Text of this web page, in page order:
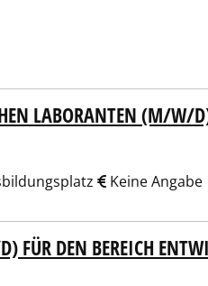
LABORANTEN (M/W/
Keine Angabe
FÜR DEN BEREICH